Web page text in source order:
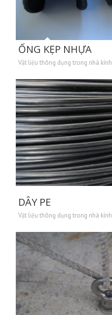
ỐNG KẸP NHỰA
Vật liệu thông dụng trong nhà kính
DÂY PE
Vật liệu thông dụng trong nhà kính